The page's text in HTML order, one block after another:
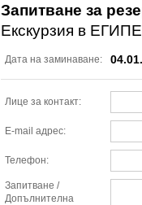
Запитване за
Екскурзия в
Дата на заминаване:
Лице за контакт:
E-mail адрес:
Телефон:
Запитване /
Допълнителна